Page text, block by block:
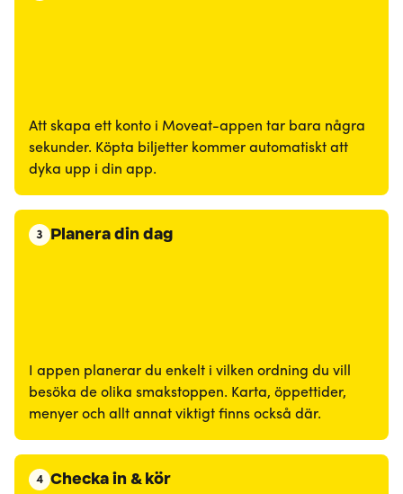
Att skapa ett konto i Moveat-appen tar bara några
sekunder. Köpta biljetter kommer automatiskt att
dyka upp i din app.
3 Planera din dag
I appen planerar du enkelt i vilken ordning du vill
besöka de olika smakstoppen. Karta, öppettider,
menyer och allt annat viktigt finns också där.
4 Checka in & kör